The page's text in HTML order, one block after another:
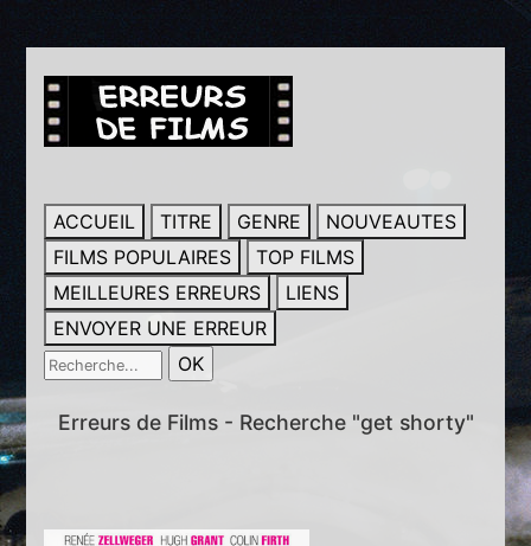
ACCUEIL TITRE GENRE
NOUVEAUTES
FILMS POPULAIRES
TOP FILMS
MEILLEURES ERREURS
LIENS
ENVOYER UNE ERREUR
Erreurs de Films - Recherche "get shorty"